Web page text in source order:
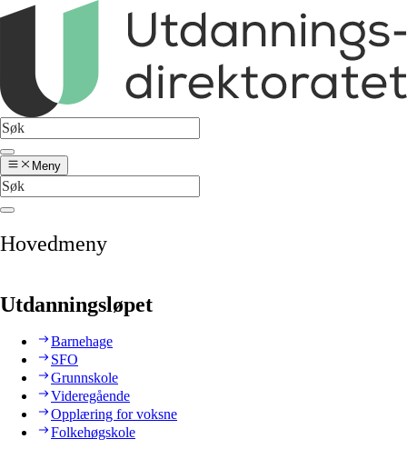
Meny
Hovedmeny
Utdanningsløpet
Barnehage
SFO
Grunnskole
Videregående
Opplæring for voksne
Folkehøgskole